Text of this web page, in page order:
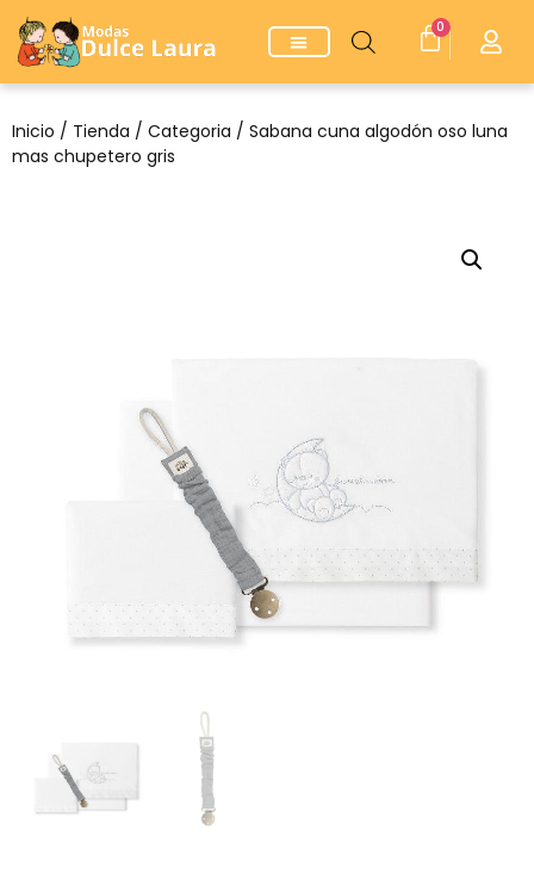
0
Inicio / Tienda / Categoria / Sabana cuna algodón oso luna
mas chupetero gris